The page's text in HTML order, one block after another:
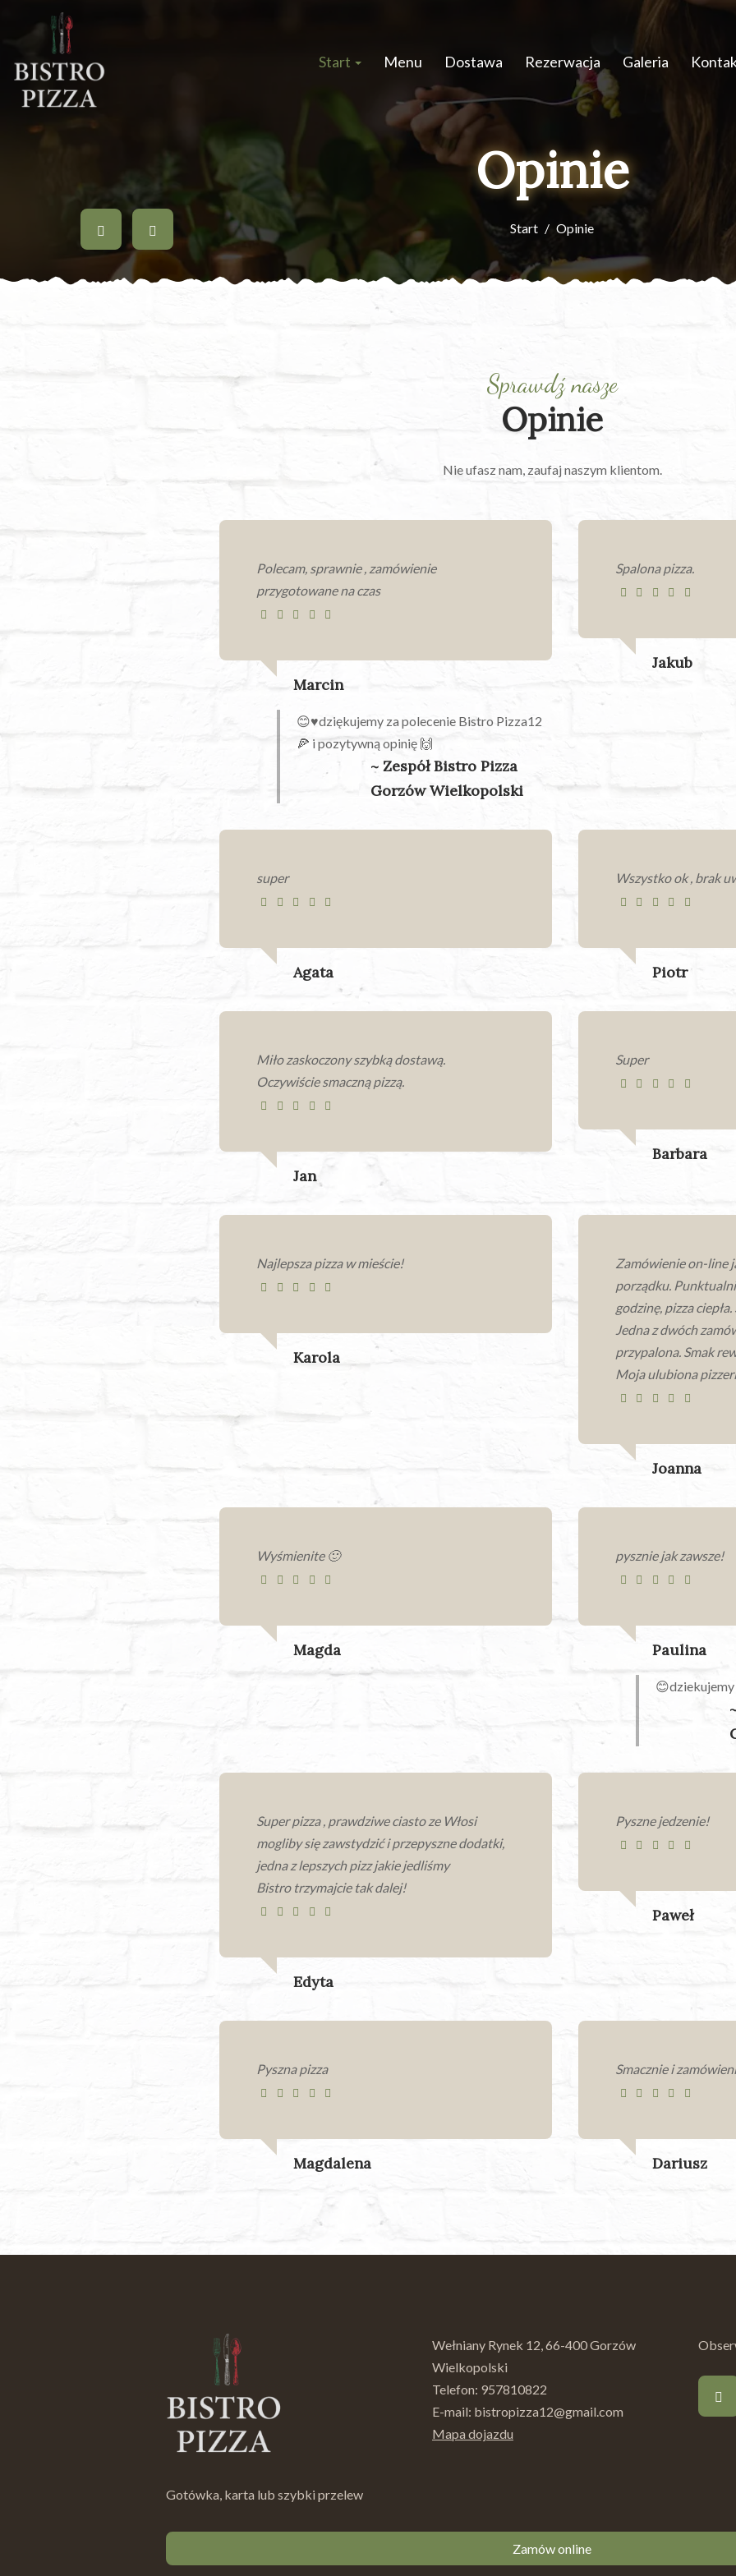
Start Menu Dostawa Rezerwacja Galeria
Opinie
Start Opinie
Sprawdź nasze
Opinie
Nie ufasz nam, zaufaj naszym klientom.
Polecam, sprawnie , zamówienie
przygotowane na czas
Marcin
😊♥️dziękujemy za polecenie Bistro Pizza12
🍕 i pozytywną opinię 🙌
~ Zespół Bistro Pizza
Gorzów Wielkopolski
Spalona pizza.
Jakub
super
Agata
Wszystko ok , brak
Piotr
Miło zaskoczony szybką dostawą.
Oczywiście smaczną pizzą.
Jan
Super
Barbara
Najlepsza pizza w mieście!
Karola
Zamówienie on-line
porządku.
godzinę, pizza
Jedna z dwóch
przypalona. Smak
Moja ulubiona
Joanna
Wyśmienite 🙂
Magda
pysznie jak zawsze!
Paulina
Super pizza , prawdziwe ciasto ze Włosi
mogliby się zawstydzić i przepyszne dodatki,
jedna z lepszych pizz jakie jedliśmy
Bistro trzymajcie tak dalej!
Edyta
Pyszne jedzenie!
Paweł
Pyszna pizza
Magdalena
Smacznie i
Dariusz
Wełniany Rynek 12, 66-400 Gorzów
Wielkopolski
Telefon: 957810822
E-mail: bistropizza12@gmail.com
Mapa dojazdu
Gotówka, karta lub szybki przelew
Zamów online